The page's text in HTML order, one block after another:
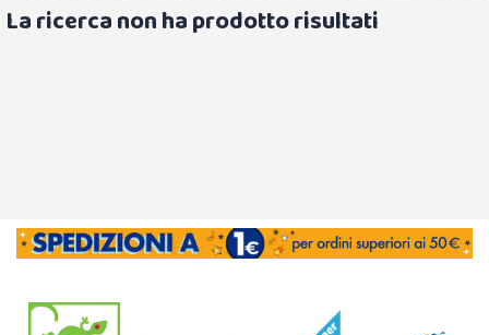
La ricerca non ha prodotto risultati